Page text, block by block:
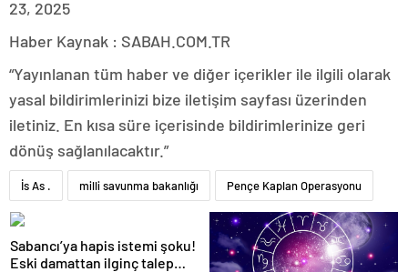
23, 2025
Haber Kaynak : SABAH.COM.TR
“Yayınlanan tüm haber ve diğer içerikler ile ilgili olarak
yasal bildirimlerinizi bize iletişim sayfası üzerinden
iletiniz. En kısa süre içerisinde bildirimlerinize geri
dönüş sağlanılacaktır.”
İs As . milli savunma bakanlığı Pençe Kaplan Operasyonu
Sabancı’ya hapis istemi şoku!
Eski damattan ilginç talep